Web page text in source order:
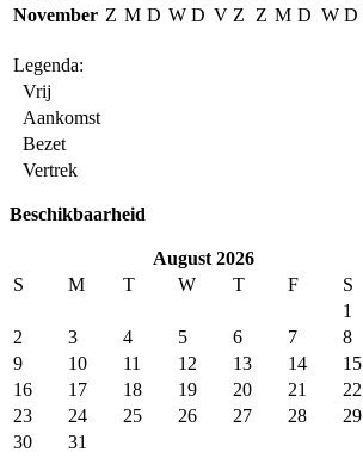
November Z M D W D V Z Z M D W D
Legenda:
Vrij
Aankomst
Bezet
Vertrek
Beschikbaarheid
August 2026
S
M T W T F
S
1
2
3 4 5 6 7
8
9
10 11 12 13 14
15
16
17 18 19 20 21
22
23
24 25 26 27 28
29
30
31